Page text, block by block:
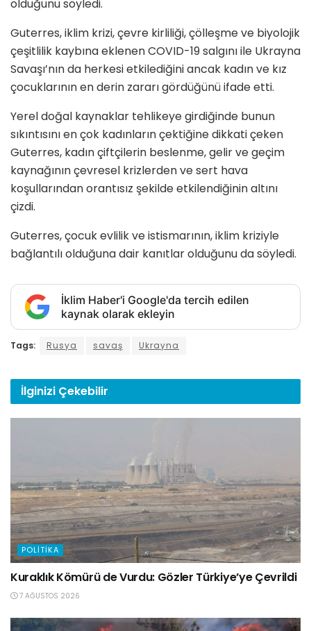
olduğunu söyledi.
Guterres, iklim krizi, çevre kirliliği, çölleşme ve biyolojik
çeşitlilik kaybına eklenen COVID-19 salgını ile Ukrayna
Savaşı’nın da herkesi etkilediğini ancak kadın ve kız
çocuklarının en derin zararı gördüğünü ifade etti.
Yerel doğal kaynaklar tehlikeye girdiğinde bunun
sıkıntısını en çok kadınların çektiğine dikkati çeken
Guterres, kadın çiftçilerin beslenme, gelir ve geçim
kaynağının çevresel krizlerden ve sert hava
koşullarından orantısız şekilde etkilendiğinin altını
çizdi.
Guterres, çocuk evlilik ve istismarının, iklim kriziyle
bağlantılı olduğuna dair kanıtlar olduğunu da söyledi.
İklim Haber'i Google'da tercih edilen
kaynak olarak ekleyin
Tags: Rusya savaş Ukrayna
İlginizi Çekebilir
POLITIKA
Kuraklık Kömürü de Vurdu: Gözler Türkiye’ye Çevrildi
7 AĞUSTOS 2026